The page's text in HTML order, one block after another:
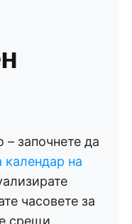
– започнете да
на
часовете за
срещи,